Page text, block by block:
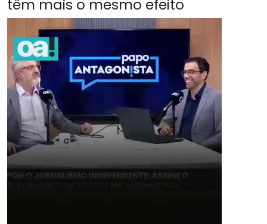
têm mais o mesmo efeito